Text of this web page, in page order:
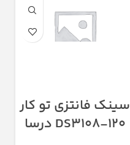
سینک فانتزی تو کار
DS3108-120 درسا